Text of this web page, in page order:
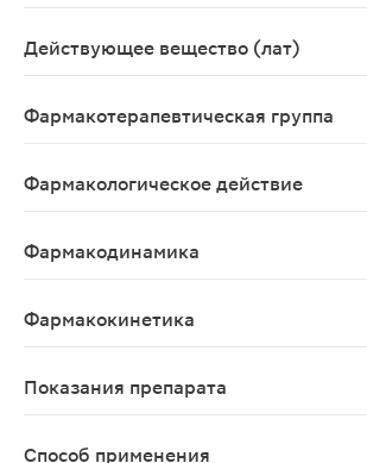
Действующее вещество (лат)
Фармакотерапевтическая группа
Фармакологическое действие
Фармакодинамика
Фармакокинетика
Показания препарата
Способ применения